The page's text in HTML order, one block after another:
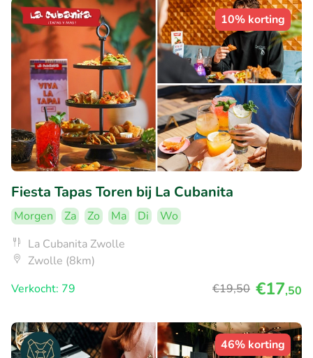
10% korting
Fiesta Tapas Toren bij La Cubanita
Morgen Za Zo Ma Di
Wo
La Cubanita Zwolle
Zwolle (8km)
Verkocht: 79
€19,50 €17,50
46% korting